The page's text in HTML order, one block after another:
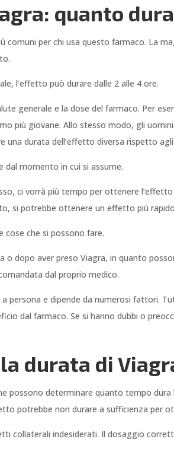
quanto
comuni per chi usa questo farmaco. La
l’effetto può durare dalle 2 alle 4 ore.
generale e la dose del farmaco. Per
più giovane. Allo stesso modo, gli
una durata dell’effetto diversa rispetto
dal momento in cui si assume.
ci vorrà più tempo per ottenere
si potrebbe ottenere un effetto più
cose che si possono fare.
dopo aver preso Viagra, in quanto
dal proprio medico.
persona e dipende da numerosi fattori.
dal farmaco. Se si hanno dubbi o
durata di
possono determinare quanto tempo
potrebbe non durare a sufficienza per
collaterali indesiderati. Il dosaggio